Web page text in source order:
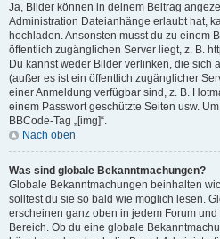
Ja, Bilder können in deinem Beitrag
Administration Dateianhänge erlaubt hat,
hochladen. Ansonsten musst du zu einem
öffentlich zugänglichen Server liegt, z. B.
Du kannst weder Bilder verlinken, die sich
(außer es ist ein öffentlich zugänglicher
einer Anmeldung verfügbar sind, z. B.
einem Passwort geschützte Seiten usw.
BBCode-Tag „[img]“.
Nach oben
Was sind globale Bekanntmachungen?
Globale Bekanntmachungen beinhalten
solltest du sie so bald wie möglich lesen.
erscheinen ganz oben in jedem Forum
Bereich. Ob du eine globale